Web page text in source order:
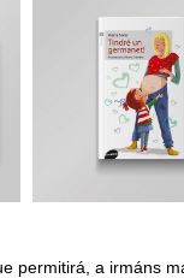
permitirá, a irmáns